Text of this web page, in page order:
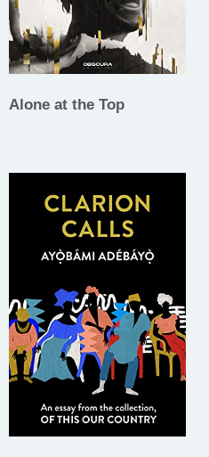
Alone at the Top